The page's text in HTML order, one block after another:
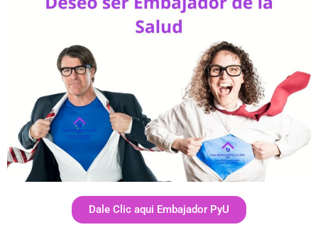
Dale Clic aqui Embajador PyU